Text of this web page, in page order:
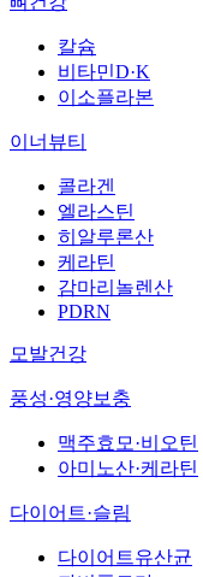
칼슘
비타민D·K
이소플라본
이너뷰티
콜라겐
엘라스틴
히알루론산
케라틴
감마리놀렌산
PDRN
모발건강
풍성·영양보충
맥주효모·비오틴
아미노산·케라틴
다이어트·슬림
다이어트유산균